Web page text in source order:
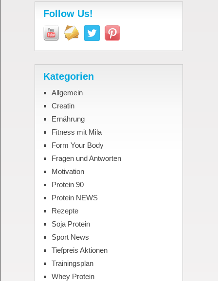
Follow Us!
Kategorien
Allgemein
Creatin
Ernährung
Fitness mit Mila
Form Your Body
Fragen und Antworten
Motivation
Protein 90
Protein NEWS
Rezepte
Soja Protein
Sport News
Tiefpreis Aktionen
Trainingsplan
Whey Protein